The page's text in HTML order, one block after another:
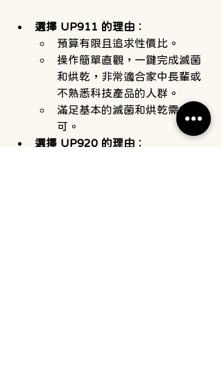
選擇 UP911 的理由 ：
預算有限且追求性價比。
操作簡單直觀，一鍵完成滅菌
和烘乾，非常適合家中長輩或
不熟悉科技產品的人群。
滿足基本的滅菌和烘乾需求即
可。
選擇 UP920 的理由 ：